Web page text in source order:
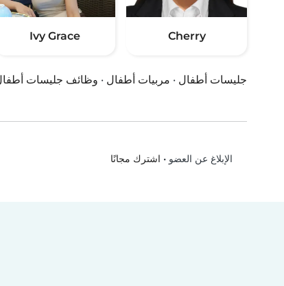
Cherry
Ivy Grace
جليسات أطفال · مربيات أطفال · وظائف جليسات
الإبلاغ عن العضو • اشترك مجانًا